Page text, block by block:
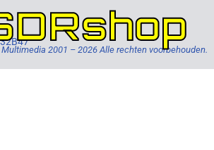
2001 – 2026 Alle rechten voorbehouden.